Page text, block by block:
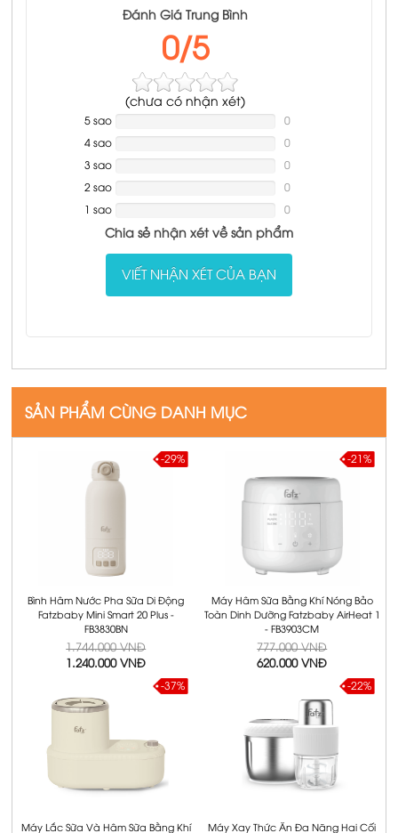
Đánh Giá Trung Bình
0/5
(chưa có nhận xét)
5 sao
Complete
0
4 sao
Complete
0
3 sao
Complete
0
2 sao
Complete
0
1 sao
Complete
0
Chia sẻ nhận xét về sản phẩm
VIẾT NHẬN XÉT CỦA BẠN
SẢN PHẨM CÙNG DANH MỤC
Bình Hâm Nước Pha Sữa Di Động
Fatzbaby Mini Smart 20 Plus -
FB3830BN
1.744.000 VNĐ
1.240.000 VNĐ
-29%
Máy Hâm Sữa Bằng Khí Nóng Bảo
Toàn Dinh Dưỡng Fatzbaby AirHeat 1
- FB3903CM
777.000 VNĐ
620.000 VNĐ
-21%
Máy Lắc Sữa Và Hâm Sữa Bằng Khí
-37%
Máy Xay Thức Ăn Đa Năng Hai Cối
-22%